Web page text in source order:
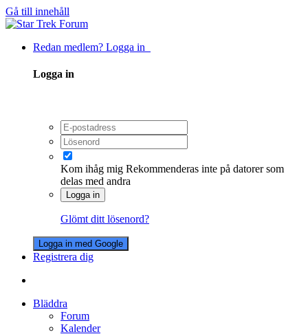
Gå till innehåll
Redan medlem? Logga in
Logga in
Kom ihåg mig Rekommenderas inte på datorer som
delas med andra
Logga in
Glömt ditt lösenord?
Logga in med Google
Registrera dig
Bläddra
Forum
Kalender